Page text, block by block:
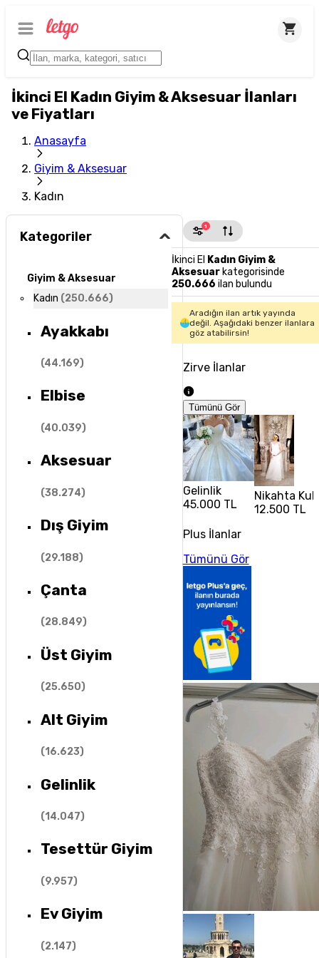
İkinci El Kadın Giyim & Aksesuar İlanları
ve Fiyatları
Anasayfa
Giyim & Aksesuar
Kadın
Kategoriler
Giyim & Aksesuar
Kadın (250.666)
Ayakkabı
(44.169)
Elbise
(40.039)
Aksesuar
(38.274)
Dış Giyim
(29.188)
Çanta
(28.849)
Üst Giyim
(25.650)
Alt Giyim
(16.623)
Gelinlik
(14.047)
Tesettür Giyim
(9.957)
Ev Giyim
(2.147)
1
İkinci El Kadın Giyim &
Aksesuarkategorisinde
250.666 ilan bulundu
Aradığın ilan artık yayında
değil. Aşağıdaki benzer ilanlara
göz atabilirsin!
Zirve İlanlar
Tümünü Gör
Gelinlik
45.000 TL
Nikahta
12.500 TL
Plus İlanlar
Tümünü Gör